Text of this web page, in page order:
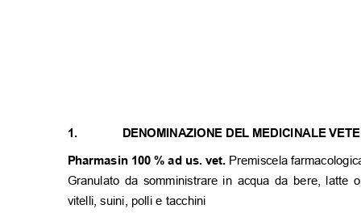
1. DENOMINAZIONE DEL MEDICINALE
Pharmasin 100 % ad us. vet. Premiscela
Granulato da somministrare in acqua da bere,
vitelli, suini, polli e tacchini